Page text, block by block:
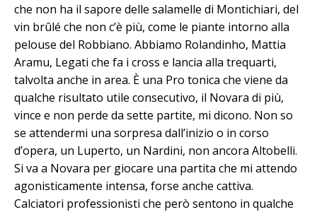
che non ha il sapore delle salamelle di Montichiari, del
vin brûlé che non c’è più, come le piante intorno alla
pelouse del Robbiano. Abbiamo Rolandinho, Mattia
Aramu, Legati che fa i cross e lancia alla trequarti,
talvolta anche in area. È una Pro tonica che viene da
qualche risultato utile consecutivo, il Novara di più,
vince e non perde da sette partite, mi dicono. Non so
se attendermi una sorpresa dall’inizio o in corso
d’opera, un Luperto, un Nardini, non ancora Altobelli.
Si va a Novara per giocare una partita che mi attendo
agonisticamente intensa, forse anche cattiva.
Calciatori professionisti che però sentono in qualche